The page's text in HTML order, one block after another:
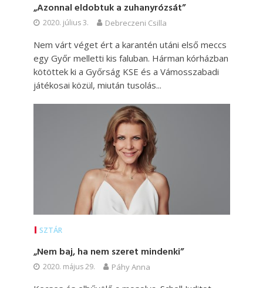
„Azonnal eldobtuk a zuhanyrózsát”
2020. július 3. Debreczeni Csilla
Nem várt véget ért a karantén utáni első meccs
egy Győr melletti kis faluban. Hárman kórházban
kötöttek ki a Győrság KSE és a Vámosszabadi
játékosai közül, miután tusolás...
SZTÁR
„Nem baj, ha nem szeret mindenki”
2020. május 29. Páhy Anna